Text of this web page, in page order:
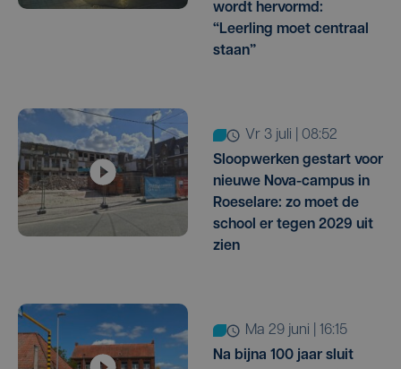
wordt hervormd:
“Leerling moet centraal
staan”
vr 3 juli | 08:52
Sloopwerken gestart voor
nieuwe Nova-campus in
Roeselare: zo moet de
school er tegen 2029 uit
zien
ma 29 juni | 16:15
Na bijna 100 jaar sluit